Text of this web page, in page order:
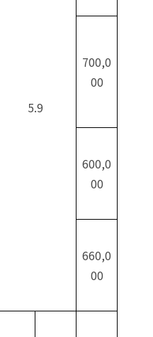
5.9
700,0
00
600,0
00
660,0
00